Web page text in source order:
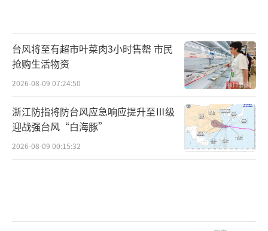
台风将至有超市叶菜肉3小时售罄 市民
抢购生活物资
2026-08-09 07:24:50
浙江防指将防台风应急响应提升至Ⅲ级
迎战强台风“白海豚”
2026-08-09 00:15:32